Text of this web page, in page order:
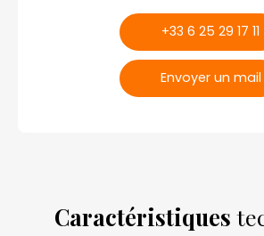
+33 6 25 29 17 11
Envoyer un mail
Caractéristiques